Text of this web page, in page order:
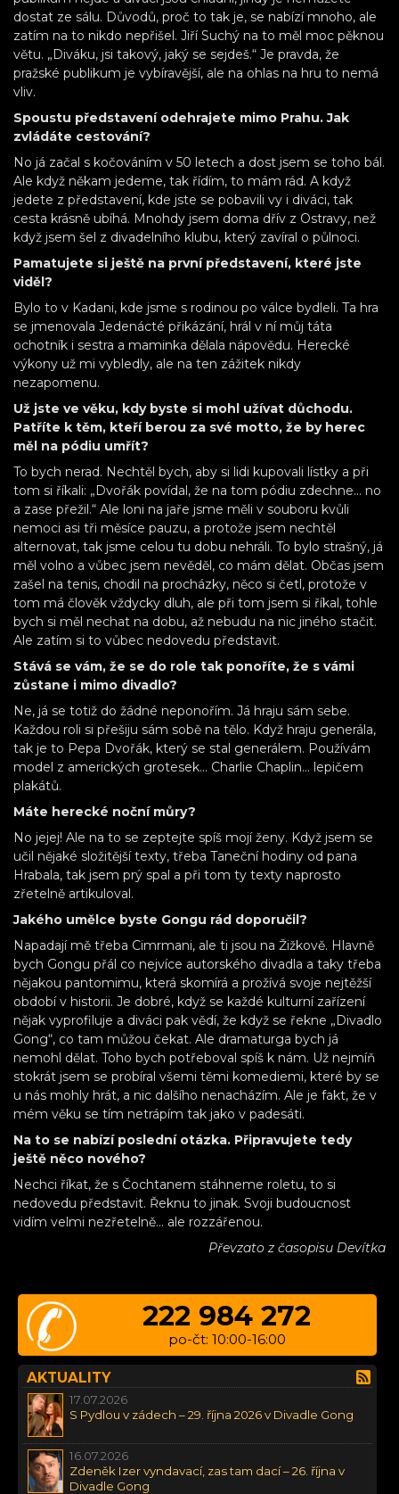
dostat ze sálu. Důvodů, proč to tak je, se nabízí mnoho, ale
zatím na to nikdo nepřišel. Jiří Suchý na to měl moc pěknou
větu. „Diváku, jsi takový, jaký se sejdeš.“ Je pravda, že
pražské publikum je vybíravější, ale na ohlas na hru to nemá
vliv.
Spoustu představení odehrajete mimo Prahu. Jak
zvládáte cestování?
No já začal s kočováním v 50 letech a dost jsem se toho bál.
Ale když někam jedeme, tak řídím, to mám rád. A když
jedete z představení, kde jste se pobavili vy i diváci, tak
cesta krásně ubíhá. Mnohdy jsem doma dřív z Ostravy, než
když jsem šel z divadelního klubu, který zavíral o půlnoci.
Pamatujete si ještě na první představení, které jste
viděl?
Bylo to v Kadani, kde jsme s rodinou po válce bydleli. Ta hra
se jmenovala Jedenácté přikázání, hrál v ní můj táta
ochotník i sestra a maminka dělala nápovědu. Herecké
výkony už mi vybledly, ale na ten zážitek nikdy
nezapomenu.
Už jste ve věku, kdy byste si mohl užívat důchodu.
Patříte k těm, kteří berou za své motto, že by herec
měl na pódiu umřít?
To bych nerad. Nechtěl bych, aby si lidi kupovali lístky a při
tom si říkali: „Dvořák povídal, že na tom pódiu zdechne… no
a zase přežil.“ Ale loni na jaře jsme měli v souboru kvůli
nemoci asi tři měsíce pauzu, a protože jsem nechtěl
alternovat, tak jsme celou tu dobu nehráli. To bylo strašný, já
měl volno a vůbec jsem nevěděl, co mám dělat. Občas jsem
zašel na tenis, chodil na procházky, něco si četl, protože v
tom má člověk vždycky dluh, ale při tom jsem si říkal, tohle
bych si měl nechat na dobu, až nebudu na nic jiného stačit.
Ale zatím si to vůbec nedovedu představit.
Stává se vám, že se do role tak ponoříte, že s vámi
zůstane i mimo divadlo?
Ne, já se totiž do žádné neponořím. Já hraju sám sebe.
Každou roli si přešiju sám sobě na tělo. Když hraju generála,
tak je to Pepa Dvořák, který se stal generálem. Používám
model z amerických grotesek… Charlie Chaplin… lepičem
plakátů.
Máte herecké noční můry?
No jejej! Ale na to se zeptejte spíš mojí ženy. Když jsem se
učil nějaké složitější texty, třeba Taneční hodiny od pana
Hrabala, tak jsem prý spal a při tom ty texty naprosto
zřetelně artikuloval.
Jakého umělce byste Gongu rád doporučil?
Napadají mě třeba Cimrmani, ale ti jsou na Žižkově. Hlavně
bych Gongu přál co nejvíce autorského divadla a taky třeba
nějakou pantomimu, která skomírá a prožívá svoje nejtěžší
období v historii. Je dobré, když se každé kulturní zařízení
nějak vyprofiluje a diváci pak vědí, že když se řekne „Divadlo
Gong“, co tam můžou čekat. Ale dramaturga bych já
nemohl dělat. Toho bych potřeboval spíš k nám. Už nejmíň
stokrát jsem se probíral všemi těmi komediemi, které by se
u nás mohly hrát, a nic dalšího nenacházím. Ale je fakt, že v
mém věku se tím netrápím tak jako v padesáti.
Na to se nabízí poslední otázka. Připravujete tedy
ještě něco nového?
Nechci říkat, že s Čochtanem stáhneme roletu, to si
nedovedu představit. Řeknu to jinak. Svoji budoucnost
vidím velmi nezřetelně… ale rozzářenou.
Převzato z časopisu Devítka
222 984 272
po-čt: 10:00-16:00
AKTUALITY
17.07.2026
S Pydlou v zádech – 29. října 2026 v Divadle Gong
16.07.2026
Zdeněk Izer vyndavací, zas tam dací – 26. října v
Divadle Gong